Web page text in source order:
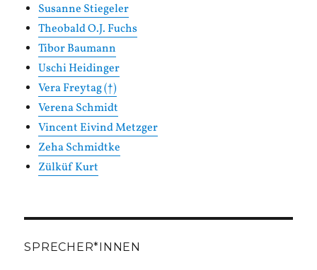
Susanne Stiegeler
Theobald O.J. Fuchs
Tibor Baumann
Uschi Heidinger
Vera Freytag (†)
Verena Schmidt
Vincent Eivind Metzger
Zeha Schmidtke
Zülküf Kurt
SPRECHER*INNEN